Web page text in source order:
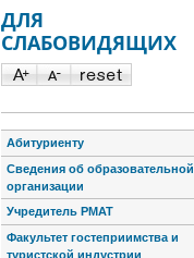
ДЛЯ
СЛАБОВИДЯЩИХ
Абитуриенту
Сведения об образовательной
организации
Учредитель РМАТ
Факультет гостеприимства и
туристской индустрии